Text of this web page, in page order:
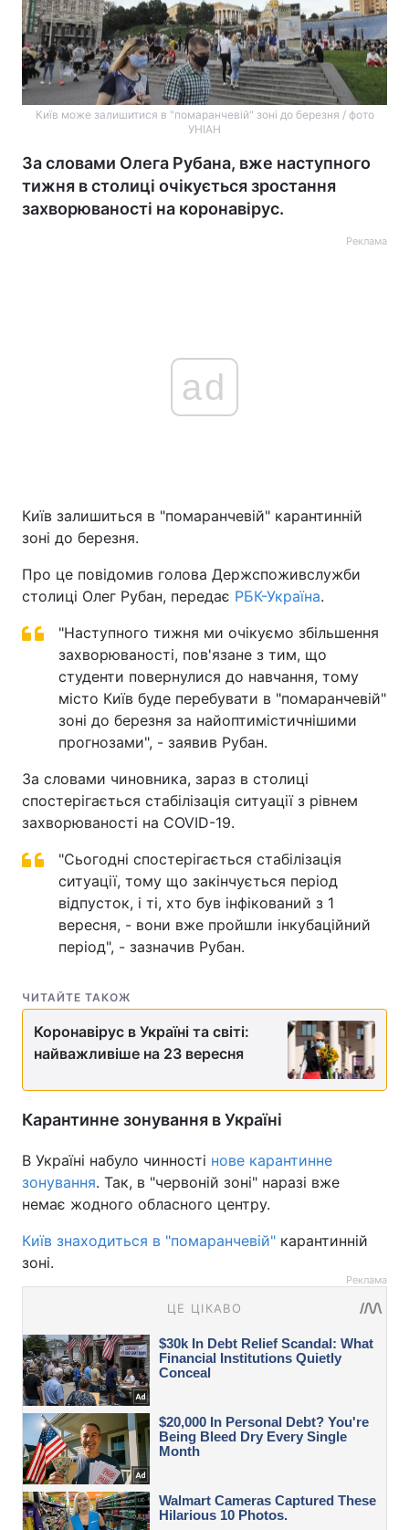
Київ може залишитися в "помаранчевій" зоні до березня / фото
УНІАН
За словами Олега Рубана, вже наступного
тижня в столиці очікується зростання
захворюваності на коронавірус.
Реклама
ad
Київ залишиться в "помаранчевій" карантинній
зоні до березня.
Про це повідомив голова Держспоживслужби
столиці Олег Рубан, передає РБК-Україна.
"Наступного тижня ми очікуємо збільшення
захворюваності, пов'язане з тим, що
студенти повернулися до навчання, тому
місто Київ буде перебувати в "помаранчевій"
зоні до березня за найоптимістичнішими
прогнозами", - заявив Рубан.
За словами чиновника, зараз в столиці
спостерігається стабілізація ситуації з рівнем
захворюваності на COVID-19.
"Сьогодні спостерігається стабілізація
ситуації, тому що закінчується період
відпусток, і ті, хто був інфікований з 1
вересня, - вони вже пройшли інкубаційний
період", - зазначив Рубан.
ЧИТАЙТЕ ТАКОЖ
Коронавірус в Україні та світі:
найважливіше на 23 вересня
Карантинне зонування в Україні
В Україні набуло чинності нове карантинне
зонування. Так, в "червоній зоні" наразі вже
немає жодного обласного центру.
Київ знаходиться в "помаранчевій" карантинній
зоні.
Реклама